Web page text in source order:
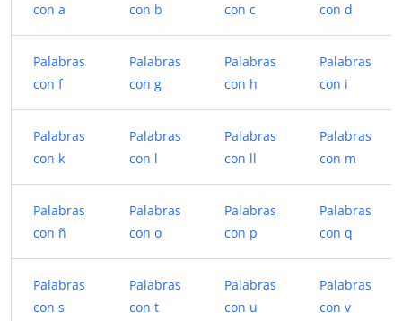
con a
con b
con c
con d
Palabras
con f
Palabras
con g
Palabras
con h
Palabras
con i
Palabras
con k
Palabras
con l
Palabras
con ll
Palabras
con m
Palabras
con ñ
Palabras
con o
Palabras
con p
Palabras
con q
Palabras
con s
Palabras
con t
Palabras
con u
Palabras
con v